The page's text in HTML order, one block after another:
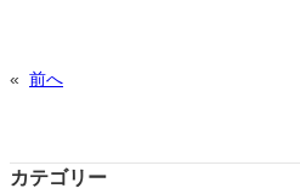
« 前へ
カテゴリー